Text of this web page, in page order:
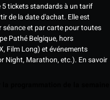
5 tickets standards à un tarif
de la date d'achat. Elle est
séance et par carte pour toutes
Pathé Belgique, hors
Film Long) et événements
Night, Marathon, etc.). En savoir